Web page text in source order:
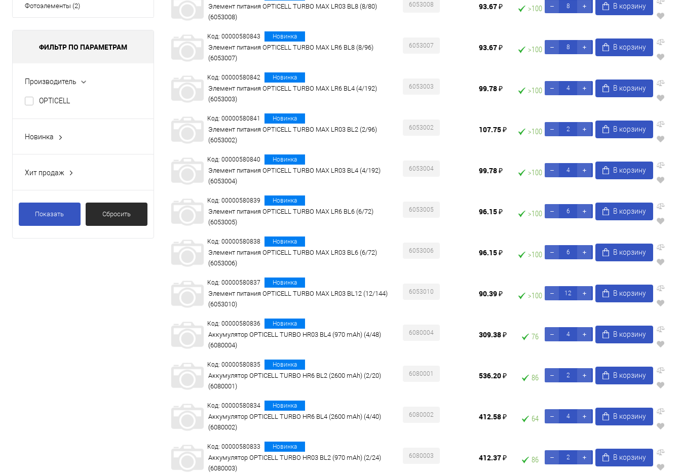
Фотоэлементы (2)
ФИЛЬТР ПО ПАРАМЕТРАМ
Производитель
OPTICELL
Новинка
Хит продаж
Показать Сбросить
Элемент питания OPTICELL TURBO MAX LR03 BL8 (8/80)
(6053008)
6053008 93.67 ₽ >100 В корзину
Код: 00000580843 Новинка
Элемент питания OPTICELL TURBO MAX LR6 BL8 (8/96)
(6053007)
6053007 93.67 ₽ >100 В корзину
Код: 00000580842 Новинка
Элемент питания OPTICELL TURBO MAX LR6 BL4 (4/192)
(6053003)
6053003 99.78 ₽ >100 В корзину
Код: 00000580841 Новинка
Элемент питания OPTICELL TURBO MAX LR03 BL2 (2/96)
(6053002)
6053002 107.75 ₽ >100 В корзину
Код: 00000580840 Новинка
Элемент питания OPTICELL TURBO MAX LR03 BL4 (4/192)
(6053004)
6053004 99.78 ₽ >100 В корзину
Код: 00000580839 Новинка
Элемент питания OPTICELL TURBO MAX LR6 BL6 (6/72)
(6053005)
6053005 96.15 ₽ >100 В корзину
Код: 00000580838 Новинка
Элемент питания OPTICELL TURBO MAX LR03 BL6 (6/72)
(6053006)
6053006 96.15 ₽ >100 В корзину
Код: 00000580837 Новинка
Элемент питания OPTICELL TURBO MAX LR03 BL12 (12/144)
(6053010)
6053010 90.39 ₽ >100 В корзину
Код: 00000580836 Новинка
Аккумулятор OPTICELL TURBO HR03 BL4 (970 mAh) (4/48)
(6080004)
6080004 309.38 ₽ 76 В корзину
Код: 00000580835 Новинка
Аккумулятор OPTICELL TURBO HR6 BL2 (2600 mAh) (2/20)
(6080001)
6080001 536.20 ₽ 86 В корзину
Код: 00000580834 Новинка
Аккумулятор OPTICELL TURBO HR6 BL4 (2600 mAh) (4/40)
(6080002)
6080002 412.58 ₽ 64 В корзину
Код: 00000580833 Новинка
Аккумулятор OPTICELL TURBO HR03 BL2 (970 mAh) (2/24)
(6080003)
6080003 412.37 ₽ 86 В корзину